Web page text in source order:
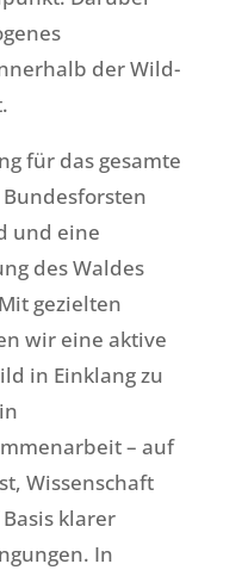
der Wild-
für das gesamte
und eine
des Waldes
gezielten
wir eine aktive
in Einklang zu
– auf
Wissenschaft
klarer
In